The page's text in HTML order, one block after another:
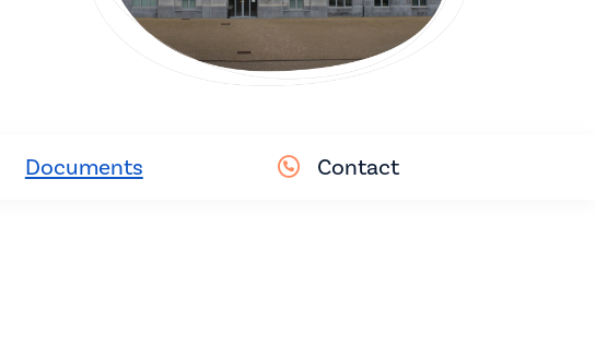
Documents Contact